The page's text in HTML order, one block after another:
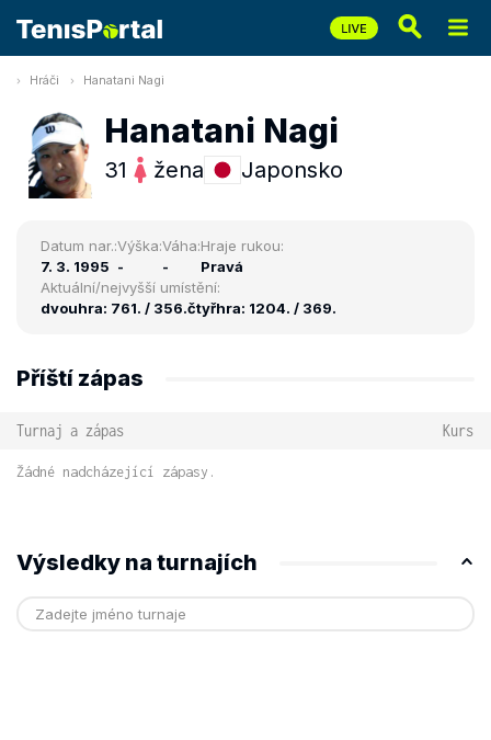
Hráči Hanatani Nagi
Hanatani Nagi
31 žena Japonsko
Datum nar.:
7. 3. 1995
Výška:
-
Váha:
-
Hraje rukou:
Pravá
Aktuální/nejvyšší umístění:
dvouhra: 761. / 356.čtyřhra: 1204. / 369.
Příští zápas
Turnaj a zápas Kurs
Žádné nadcházející zápasy.
Výsledky na turnajích